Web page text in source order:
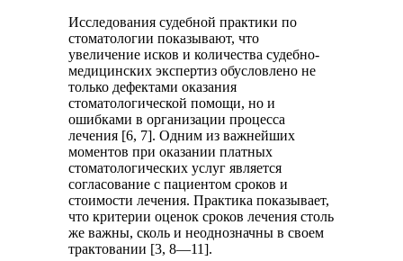
Исследования судебной практики по
стоматологии показывают, что
увеличение исков и количества судебно-
медицинских экспертиз обусловлено не
только дефектами оказания
стоматологической помощи, но и
ошибками в организации процесса
лечения [6, 7]. Одним из важнейших
моментов при оказании платных
стоматологических услуг является
согласование с пациентом сроков и
стоимости лечения. Практика показывает,
что критерии оценок сроков лечения столь
же важны, сколь и неоднозначны в своем
трактовании [3, 8—11].